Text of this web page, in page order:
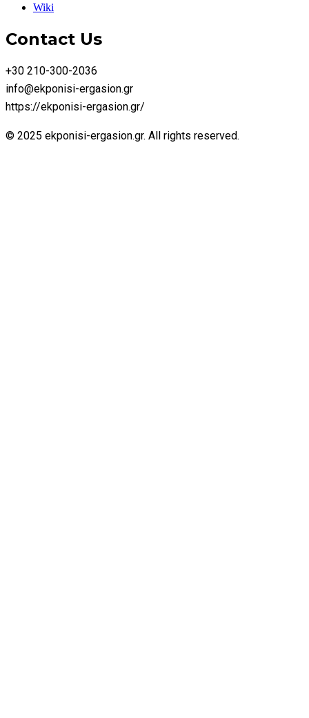
Wiki
Contact Us
+30 210-300-2036
info@ekponisi-ergasion.gr
https://ekponisi-ergasion.gr/
© 2025 ekponisi-ergasion.gr. All rights reserved.